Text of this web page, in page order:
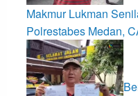
Makmur Lukman
Polrestabes Medan,